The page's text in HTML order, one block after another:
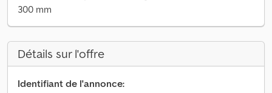
300 mm
Détails sur l'offre
Identifiant de l'annonce: